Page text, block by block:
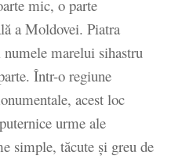
mic, o parte
a Moldovei. Piatra
numele marelui sihastru
Într-o regiune
acest loc
urme ale
simple, tăcute și greu de